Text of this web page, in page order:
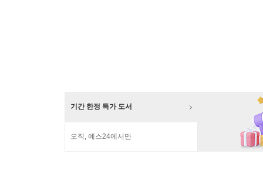
기간 한정 특가 도서
오직, 예스24에서만